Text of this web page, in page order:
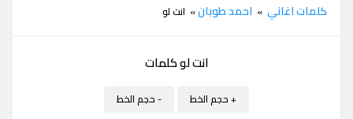
كلمات اغاني » احمد طوبان» انت لو
انت لو كلمات
+ حجم الخط - حجم الخط